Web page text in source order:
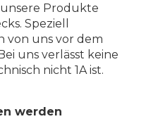
Produkte
Speziell
von uns vor dem
uns verlässt keine
nicht 1A ist.
werden